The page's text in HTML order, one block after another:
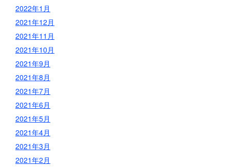
2022年1月
2021年12月
2021年11月
2021年10月
2021年9月
2021年8月
2021年7月
2021年6月
2021年5月
2021年4月
2021年3月
2021年2月